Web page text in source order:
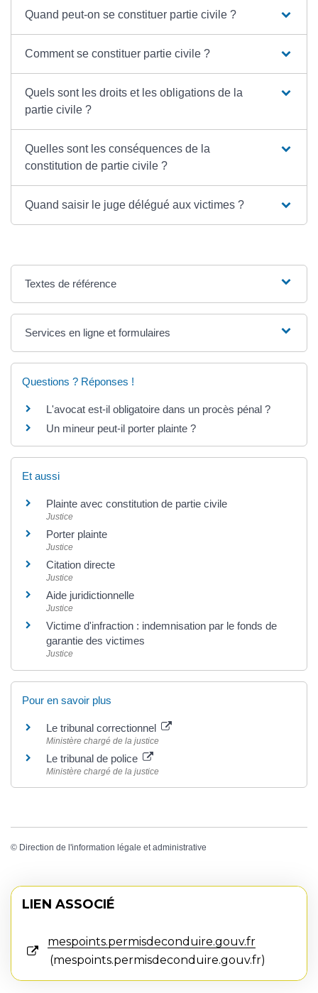
Quand peut-on se constituer partie civile ?
Comment se constituer partie civile ?
Quels sont les droits et les obligations de la
partie civile ?
Quelles sont les conséquences de la
constitution de partie civile ?
Quand saisir le juge délégué aux victimes ?
Textes de référence
Services en ligne et formulaires
Questions ? Réponses !
L'avocat est-il obligatoire dans un procès pénal ?
Un mineur peut-il porter plainte ?
Et aussi
Plainte avec constitution de partie civile
Justice
Porter plainte
Justice
Citation directe
Justice
Aide juridictionnelle
Justice
Victime d'infraction : indemnisation par le fonds de
garantie des victimes
Justice
Pour en savoir plus
Le tribunal correctionnel
Ministère chargé de la justice
Le tribunal de police
Ministère chargé de la justice
© Direction de l'information légale et administrative
LIEN ASSOCIÉ
mespoints.permisdeconduire.gouv.fr
mespoints.permisdeconduire.gouv.fr